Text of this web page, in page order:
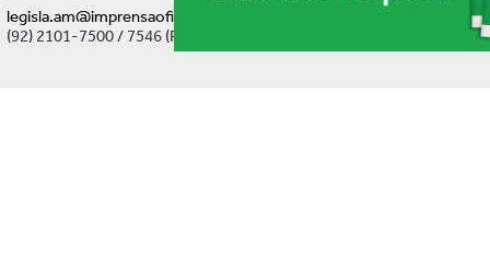
legisla.am@imprensaoficial.am.gov.br
(92) 2101-7500 / 7546 (Ramal)